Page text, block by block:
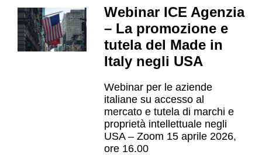
Webinar ICE Agenzia
– La promozione e
tutela del Made in
Italy negli USA
Webinar per le aziende
italiane su accesso al
mercato e tutela di marchi e
proprietà intellettuale negli
USA – Zoom 15 aprile 2026,
ore 16.00